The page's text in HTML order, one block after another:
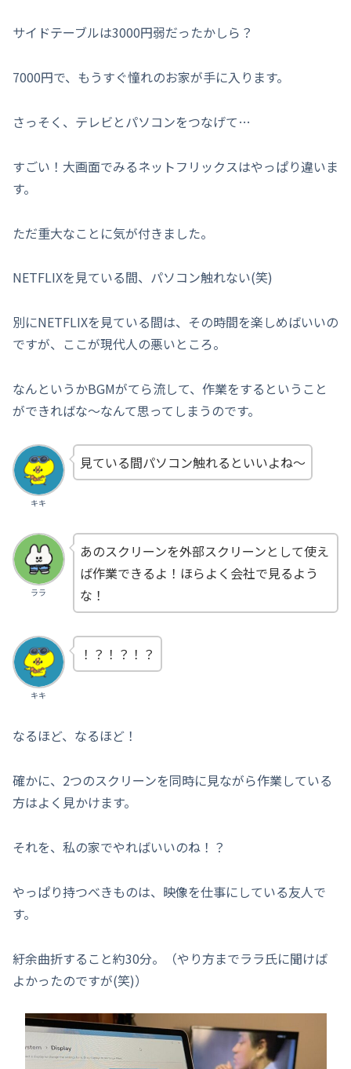
サイドテーブルは3000円弱だったかしら？
7000円で、もうすぐ憧れのお家が手に入ります。
さっそく、テレビとパソコンをつなげて…
すごい！大画面でみるネットフリックスはやっぱり違いま
す。
ただ重大なことに気が付きました。
NETFLIXを見ている間、パソコン触れない(笑)
別にNETFLIXを見ている間は、その時間を楽しめばいいの
ですが、ここが現代人の悪いところ。
なんというかBGMがてら流して、作業をするということ
ができればな～なんて思ってしまうのです。
キキ
見ている間パソコン触れるといいよね～
ララ
あのスクリーンを外部スクリーンとして使え
ば作業できるよ！ほらよく会社で見るよう
な！
キキ
！？！？！？
なるほど、なるほど！
確かに、2つのスクリーンを同時に見ながら作業している
方はよく見かけます。
それを、私の家でやればいいのね！？
やっぱり持つべきものは、映像を仕事にしている友人で
す。
紆余曲折すること約30分。（やり方までララ氏に聞けば
よかったのですが(笑)）